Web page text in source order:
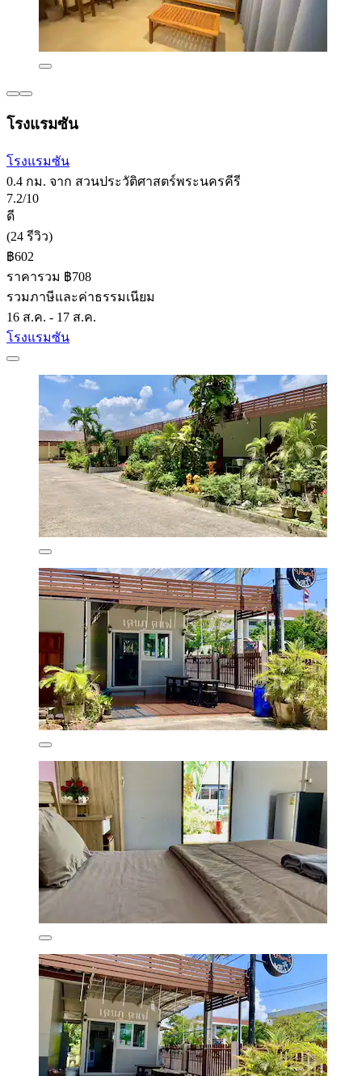
โรงแรมซัน
โรงแรมซัน
0.4 กม. จาก สวนประวัติศาสตร์พระนครคีรี
7.2/10
ดี
(24 รีวิว)
฿602
ราคารวม ฿708
รวมภาษีและค่าธรรมเนียม
16 ส.ค. - 17 ส.ค.
โรงแรมซัน